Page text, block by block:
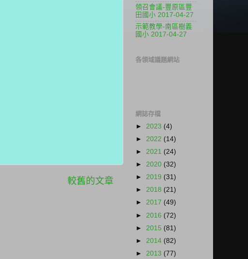
較舊的文章
領召會議-豐原區豐
田國小 2017-04-27
示範教學-南區樹義
國小 2017-04-27
各領域議題網站
網誌存檔
► 2023 (4)
► 2022 (14)
► 2021 (24)
► 2020 (32)
► 2019 (31)
► 2018 (21)
► 2017 (49)
► 2016 (72)
► 2015 (81)
► 2014 (82)
► 2013 (77)